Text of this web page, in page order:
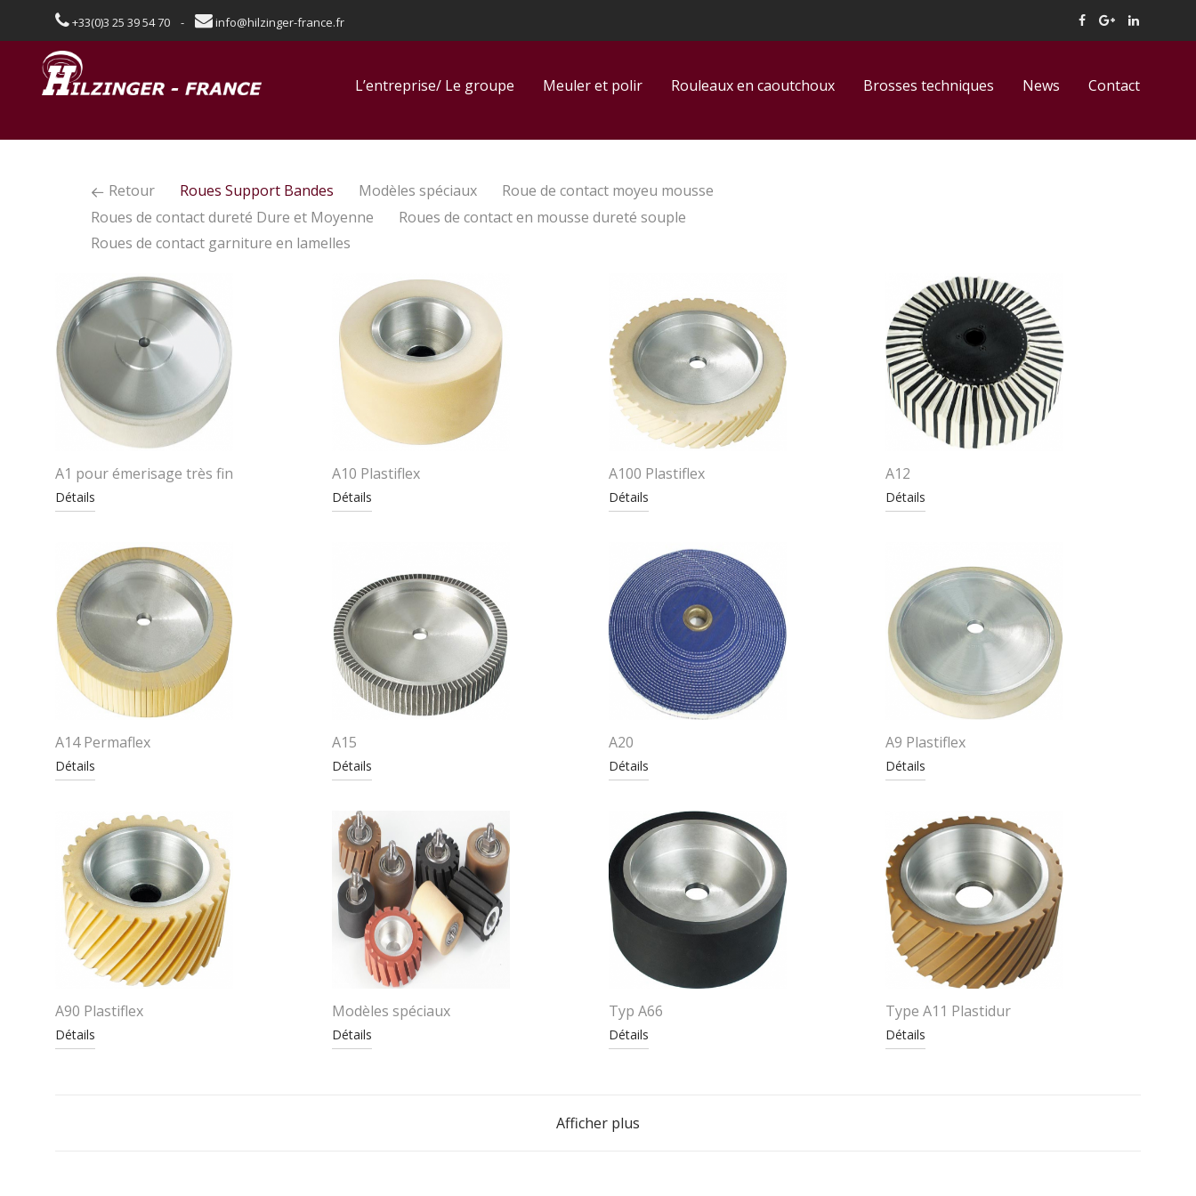
+33(0)3 25 39 54 70 - info@hilzinger-france.fr
L’entreprise/ Le groupe Meuler et polir Rouleaux en caoutchoux Brosses techniques News Contact
Retour Roues Support Bandes Modèles spéciaux
Roue de contact moyeu mousse
Roues de contact dureté Dure et Moyenne
Roues de contact en mousse dureté souple
Roues de contact garniture en lamelles
A1 pour émerisage très fin
Détails
A10 Plastiflex
Détails
A100 Plastiflex
Détails
A12
Détails
A14 Permaflex
Détails
A15
Détails
A20
Détails
A9 Plastiflex
Détails
A90 Plastiflex
Détails
Modèles spéciaux
Détails
Typ A66
Détails
Type A11 Plastidur
Détails
Afficher plus